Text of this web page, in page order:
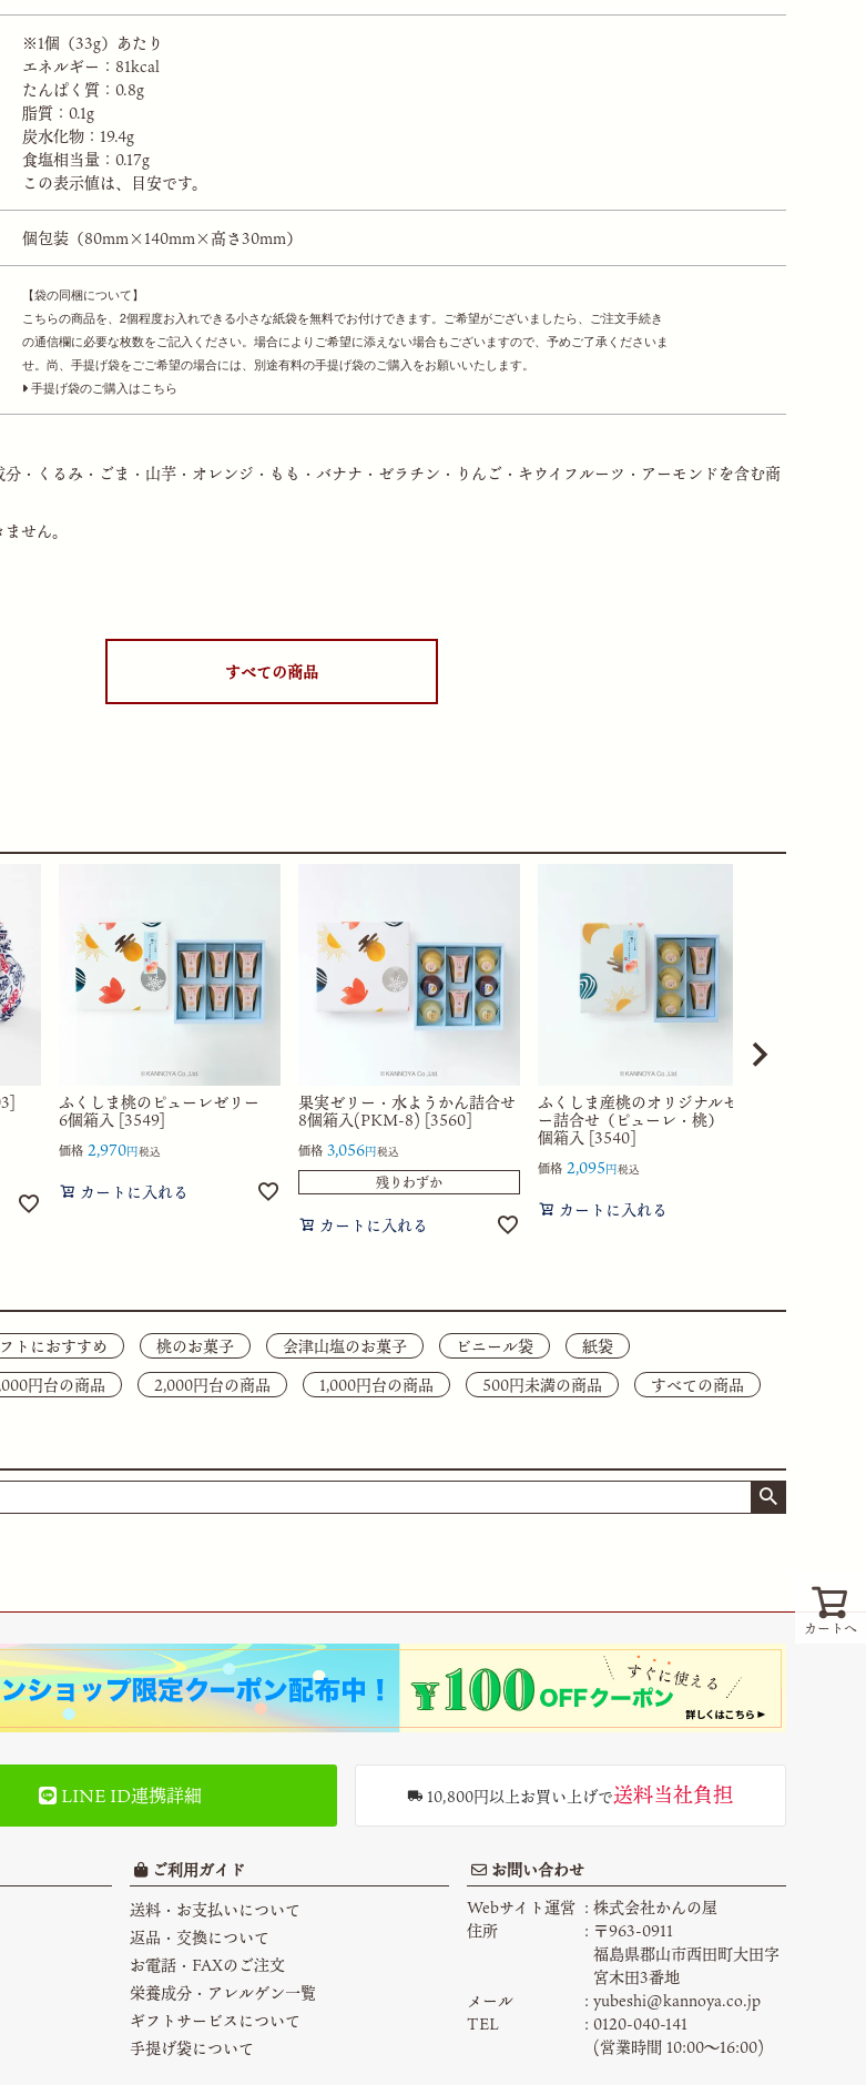
※1個（33g）あたり
エネルギー：81kcal
たんぱく質：0.8g
脂質：0.1g
炭水化物：19.4g
食塩相当量：0.17g
この表示値は、目安です。
個包装（80mm×140mm×高さ30mm）
【袋の同梱について】
こちらの商品を、2個程度お入れできる小さな紙袋を無料でお付けできます。ご希望がございましたら、ご注文手続き
の通信欄に必要な枚数をご記入ください。場合によりご希望に添えない場合もございますので、予めご了承くださいま
せ。尚、手提げ袋をごご希望の場合には、別途有料の手提げ袋のご購入をお願いいたします。
手提げ袋のご購入はこちら
・くるみ・ごま・山芋・オレンジ・もも・バナナ・ゼラチン・りんご・キウイフルーツ・アーモンドを含む商
せん。
すべての商品
ふくしま桃のピューレゼリー
6個箱入 [3549]
価格 2,970 税込
カートに入れる
果実ゼリー・水ようかん詰合せ
8個箱入(PKM-8) [3560]
価格 3,056 税込
残りわずか
カートに入れる
ふくしま産桃のオリジナルゼリ
ー詰合せ（ピューレ・桃） 5
個箱入 [3540]
価格 2,095 税込
カートに入れる
トにおすすめ 桃のお菓子 会津山塩のお菓子 ビニール袋
紙袋
円台の商品 2,000円台の商品 1,000円台の商品 500円未満の商品 すべての商品
カートへ
LINE ID連携詳細 10,800円以上お買い上げで送料当社負担
ご利用ガイド
送料・お支払いについて
返品・交換について
お電話・FAXのご注文
栄養成分・アレルゲン一覧
ギフトサービスについて
手提げ袋について
お問い合わせ
Webサイト運営
株式会社かんの屋
住所
〒963-0911
福島県郡山市西田町大田字
宮木田3番地
メール
yubeshi@kannoya.co.jp
TEL
0120-040-141
(営業時間 10:00〜16:00)